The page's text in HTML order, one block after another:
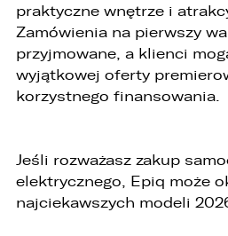
praktyczne wnętrze i
Zamówienia na pierwszy
przyjmowane, a klienci
wyjątkowej oferty
korzystnego finansowania.
Jeśli rozważasz zakup
elektrycznego, Epiq może
najciekawszych modeli